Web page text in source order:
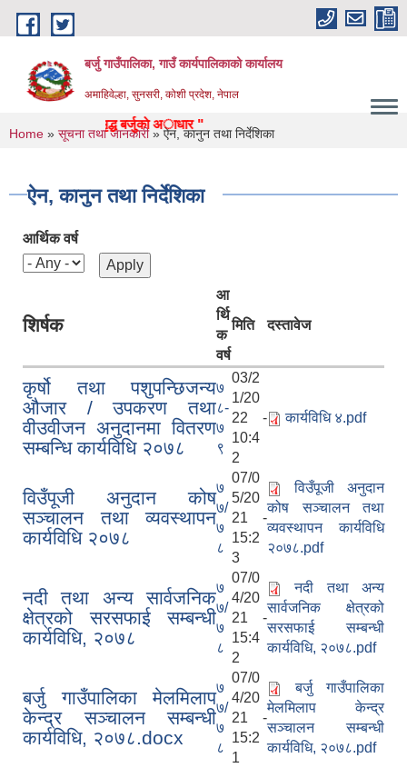
Skip to main content
बर्जु गाउँपालिका, गाउँ कार्यपालिकाको कार्यालय
अमाहिवेल्हा, सुनसरी, कोशी प्रदेश, नेपाल
सुन्दर, समृद्ध बर्जुकाे अाधार "
You are here
Home » सूचना तथा जानकारी» ऐन, कानुन तथा निर्देशिका
ऐन, कानुन तथा निर्देशिका
आर्थिक वर्ष
शिर्षक
आ
र्थि
क
वर्ष
मिति दस्तावेज
कृर्षो तथा पशुपन्छिजन्य
औजार / उपकरण तथा
वीउवीजन अनुदानमा वितरण
सम्बन्धि कार्यविधि २०७८
७
८-
७
९
03/2
1/20
22 -
10:4
2
कार्यविधि ४.pdf
विउँपूजी अनुदान कोष
सञ्चालन तथा व्यवस्थापन
कार्यविधि २०७८
७
७/
७
८
07/0
5/20
21 -
15:2
3
विउँपूजी अनुदान
कोष सञ्चालन तथा
व्यवस्थापन कार्यविधि
२०७८.pdf
नदी तथा अन्य सार्वजनिक
क्षेत्रको सरसफाई सम्बन्धी
कार्यविधि, २०७८
७
७/
७
८
07/0
4/20
21 -
15:4
2
नदी तथा अन्य
सार्वजनिक क्षेत्रको
सरसफाई सम्बन्धी
कार्यविधि, २०७८.pdf
बर्जु गाउँपालिका मेलमिलाप
केन्द्र सञ्चालन सम्बन्धी
कार्यविधि, २०७८.docx
७
७/
७
८
07/0
4/20
21 -
15:2
1
बर्जु गाउँपालिका
मेलमिलाप केन्द्र
सञ्चालन सम्बन्धी
कार्यविधि, २०७८.pdf